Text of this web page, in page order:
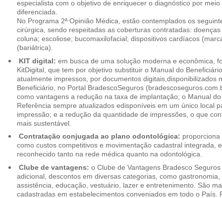
especialista com o objetivo de enriquecer o diagnóstico por
diferenciada.
No Programa 2ª Opinião Médica, estão contemplados os
cirúrgica, sendo respeitadas as coberturas contratadas:
coluna; escoliose; bucomaxilofacial; dispositivos cardíacos
(bariátrica).
KIT digital: em busca de uma solução moderna e econômica,
KitDigital, que tem por objetivo substituir o Manual do
atualmente impressos, por documentos digitais,disponibilizados
Beneficiário, no Portal BradescoSeguros
como vantagens a redução na taxa de implantação; o Manual
Referência sempre atualizados edisponíveis em um único local
impressão; e a redução da quantidade de impressões, o que
mais sustentável.
Contratação conjugada ao plano odontológica:
como custos competitivos e movimentação cadastral integrada,
reconhecido tanto na rede médica quanto na odontológica.
Clube de vantagens: o Clube de Vantagens Bradesco
adicional, descontos em diversas categorias, como
assistência, educação, vestuário, lazer e entretenimento. São
cadastradas em estabelecimentos conveniados em todo o País.